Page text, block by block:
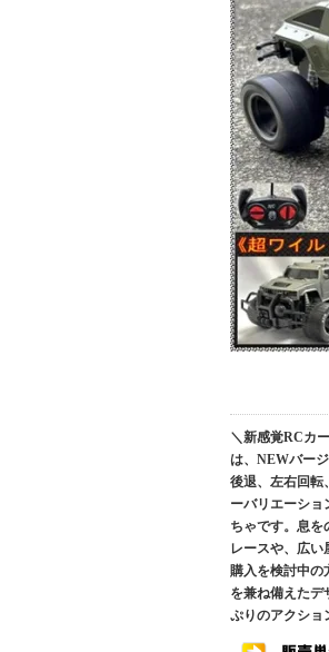
＼新感覚RCカ
は、NEWバー
後退、左右回転
ーバリエーショ
ちゃです。息を
レースや、広
購入を検討中の
を兼ね備えたデ
ぷりのアクショ